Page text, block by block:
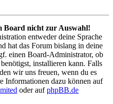
Board nicht zur Auswahl!
entweder deine Sprache
hat das Forum bislang in deine
einen Board-Administrator, ob
installieren kann. Falls
wir uns freuen, wenn du es
Informationen dazu können auf
oder aufphpBB.de